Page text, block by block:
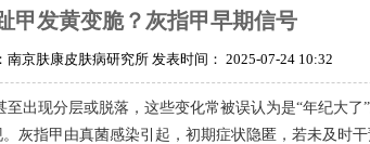
甲发黄变脆？灰指甲早期信号
南京肤康皮肤病研究所 发表时间： 2025-07-24 10:32
现分层或脱落，这些变化常被误认为是“年纪大了”
灰指甲由真菌感染引起，初期症状隐匿，若未及时